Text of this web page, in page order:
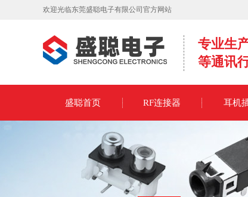
欢迎光临东莞盛聪电子有限公司官方网站
专业生
等通讯
盛聪首页 RF连接器 耳机